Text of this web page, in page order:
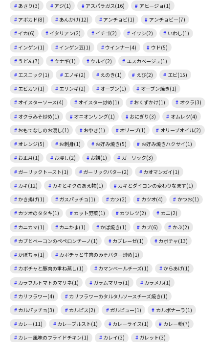
あさり(3)
アジ(1) アスパラガス(16)
アヒージョ(1)
アボカド(8)
あんかけ(12) アンチョビ(1)
アンチョビー(7)
イカ(6)
イタリアン(2) イチゴ(2) イワシ(2)
いわし(1)
インゲン(1)
インゲン豆(1) ウインナー(4)
ウド(5)
うどん(7)
ウナギ(1) ウルイ(2)
エスカベージュ(1)
エスニック(1)
エノキ(2) えのき(1) えび(2)
エビ(15)
エビカツ(1)
エリンギ(2) オーブン(1)
オーブン焼き(1)
オイスターソース(4)
オイスター炒め(1) おくずかけ(1)
オクラ(3)
オクラみそ炒め(1)
オニオンリング(1) おにぎり(3)
オムレツ(4)
おもてなしのお浸し(1)
おやき(1) オリーブ(1)
オリーブオイル(2)
オレンジ(5)
お刺身(1) お好み焼き(5)
お好み焼きハクサイ(1)
お正月(1)
お浸し(2) お餅(1)
ガーリック(3)
ガーリックトースト(1)
ガーリックバター(2)
カオマンガイ(1)
カキ(12)
カキとキクのあえ物(1)
カキとダイコンの変わりなます(1)
かき揚げ(1)
ガスパッチョ(1) カツ(2) カツオ(4)
かつお(1)
カツオのタタキ(1)
カット野菜(1) カツレツ(2)
カニ(2)
カニカマ(1)
カニかま(1) かば焼き(1) カブ(6)
かぶ(2)
カブとベーコンのペペロンチーノ(1)
カプレーゼ(1)
カボチャ(13)
かぼちゃ(1)
カボチャと牛肉のみそバター炒め(1)
カボチャと豚肉の重ね蒸し(1)
カマンベールチーズ(1)
からあげ(1)
カラフルトマトのマリネ(1)
ガラムマサラ(1)
カラメル(1)
カリフラワー(4)
カリフラワーのタルタルソースチーズ焼き(1)
カルパッチョ(3)
カルピス(2) ガルビュー(1)
カルボナーラ(1)
カレー(11)
カレーブルスト(1) カレーライス(1)
カレー粉(7)
カレー風味のフライドチキン(1)
カレイ(3)
ガレット(3)